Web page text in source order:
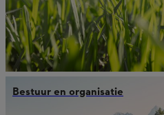
Bestuur en organisatie